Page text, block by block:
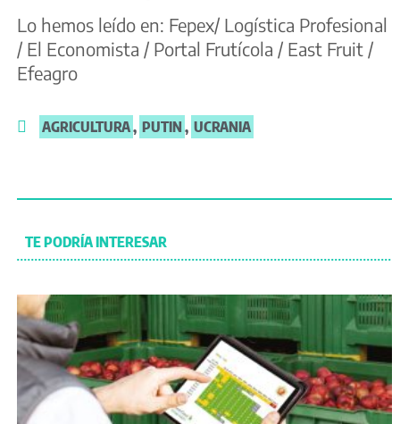
Lo hemos leído en: Fepex/ Logística Profesional
/ El Economista / Portal Frutícola / East Fruit /
Efeagro
AGRICULTURA, PUTIN , UCRANIA
TE PODRÍA INTERESAR